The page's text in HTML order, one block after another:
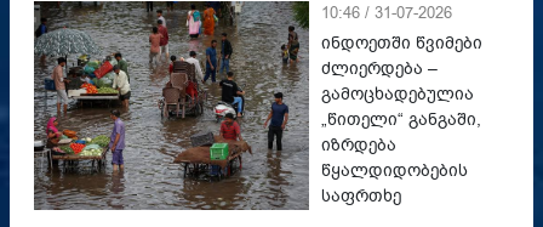
10:46 / 31-07-2026
ინდოეთში წვიმები
ძლიერდება –
გამოცხადებულია
„წითელი“ განგაში,
იზრდება
წყალდიდობების
საფრთხე